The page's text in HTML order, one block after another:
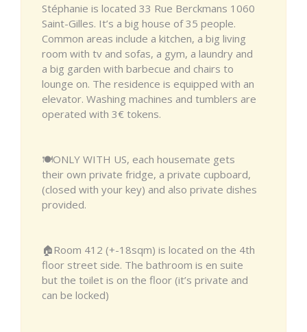
Stéphanie is located 33 Rue Berckmans 1060
Saint-Gilles. It’s a big house of 35 people.
Common areas include a kitchen, a big living
room with tv and sofas, a gym, a laundry and
a big garden with barbecue and chairs to
lounge on. The residence is equipped with an
elevator. Washing machines and tumblers are
operated with 3€ tokens.
🍽️ONLY WITH US, each housemate gets
their own private fridge, a private cupboard,
(closed with your key) and also private dishes
provided.
🏠Room 412 (+-18sqm) is located on the 4th
floor street side. The bathroom is en suite
but the toilet is on the floor (it’s private and
can be locked)